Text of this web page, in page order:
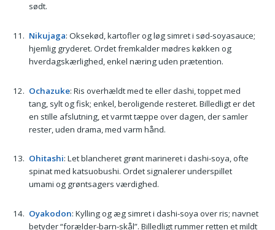
sødt.
Nikujaga: Oksekød, kartofler og løg simret i sød-soyasauce;
hjemlig gryderet. Ordet fremkalder mødres køkken og
hverdagskærlighed, enkel næring uden prætention.
Ochazuke: Ris overhældt med te eller dashi, toppet med
tang, sylt og fisk; enkel, beroligende resteret. Billedligt er det
en stille afslutning, et varmt tæppe over dagen, der samler
rester, uden drama, med varm hånd.
Ohitashi: Let blancheret grønt marineret i dashi-soya, ofte
spinat med katsuobushi. Ordet signalerer underspillet
umami og grøntsagers værdighed.
Oyakodon: Kylling og æg simret i dashi-soya over ris; navnet
betyder “forælder-barn-skål”. Billedligt rummer retten et mildt